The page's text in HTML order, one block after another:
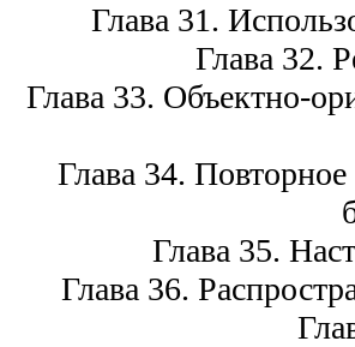
Глава 31.
Глава 32.
Глава 33. Объектно-
Глава 34.
Глава 35.
Глава 36.